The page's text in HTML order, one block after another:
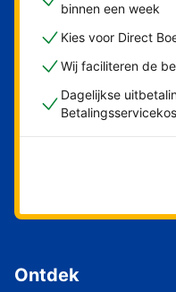
binnen een week
Kies voor Direct
Wij faciliteren de
Dagelijkse
Nu
Ontdek